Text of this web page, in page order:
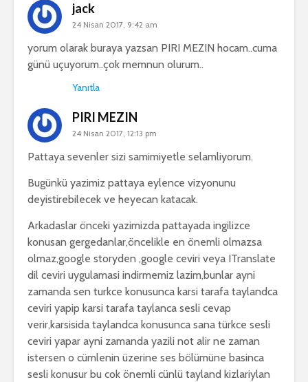
jack
24 Nisan 2017, 9:42 am
yorum olarak buraya yazsan PIRI MEZIN hocam..cuma
günü uçuyorum..çok memnun olurum..
Yanıtla
PIRI MEZIN
24 Nisan 2017, 12:13 pm
Pattaya sevenler sizi samimiyetle selamliyorum.
Bugünkü yazimiz pattaya eylence vizyonunu
deyistirebilecek ve heyecan katacak.
Arkadaslar önceki yazimizda pattayada ingilizce
konusan gergedanlar,öncelikle en önemli olmazsa
olmaz,google storyden ,google ceviri veya ITranslate
dil ceviri uygulamasi indirmemiz lazim,bunlar ayni
zamanda sen turkce konusunca karsi tarafa taylandca
ceviri yapip karsi tarafa taylanca sesli cevap
verir,karsisida taylandca konusunca sana türkce sesli
ceviri yapar ayni zamanda yazili not alir ne zaman
istersen o cümlenin üzerine ses bölümüne basinca
sesli konusur bu cok önemli cünlü tayland kizlariylan